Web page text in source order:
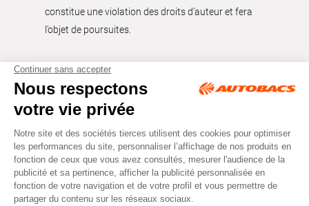
constitue une violation des droits d’auteur et fera
l’objet de poursuites.
Tous droits réservés © Autobacs
Mentions légales RGPD